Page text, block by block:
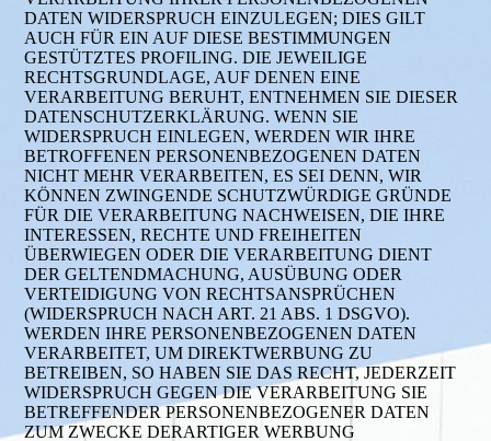
DATEN WIDERSPRUCH EINZULEGEN; DIES GILT
AUCH FÜR EIN AUF DIESE BESTIMMUNGEN
GESTÜTZTES PROFILING. DIE JEWEILIGE
RECHTSGRUNDLAGE, AUF DENEN EINE
VERARBEITUNG BERUHT, ENTNEHMEN SIE DIESER
DATENSCHUTZERKLÄRUNG. WENN SIE
WIDERSPRUCH EINLEGEN, WERDEN WIR IHRE
BETROFFENEN PERSONENBEZOGENEN DATEN
NICHT MEHR VERARBEITEN, ES SEI DENN, WIR
KÖNNEN ZWINGENDE SCHUTZWÜRDIGE GRÜNDE
FÜR DIE VERARBEITUNG NACHWEISEN, DIE IHRE
INTERESSEN, RECHTE UND FREIHEITEN
ÜBERWIEGEN ODER DIE VERARBEITUNG DIENT
DER GELTENDMACHUNG, AUSÜBUNG ODER
VERTEIDIGUNG VON RECHTSANSPRÜCHEN
(WIDERSPRUCH NACH ART. 21 ABS. 1 DSGVO).
WERDEN IHRE PERSONENBEZOGENEN DATEN
VERARBEITET, UM DIREKTWERBUNG ZU
BETREIBEN, SO HABEN SIE DAS RECHT, JEDERZEIT
WIDERSPRUCH GEGEN DIE VERARBEITUNG SIE
BETREFFENDER PERSONENBEZOGENER DATEN
ZUM ZWECKE DERARTIGER WERBUNG